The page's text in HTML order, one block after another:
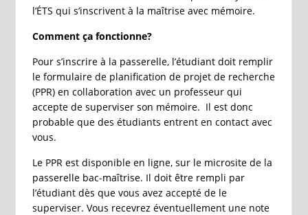
l’ÉTS qui s’inscrivent à la maîtrise avec mémoire.
Comment ça fonctionne?
Pour s’inscrire à la passerelle, l’étudiant doit remplir
le formulaire de planification de projet de recherche
(PPR) en collaboration avec un professeur qui
accepte de superviser son mémoire. Il est donc
probable que des étudiants entrent en contact avec
vous.
Le PPR est disponible en ligne, sur le microsite de la
passerelle bac-maîtrise. Il doit être rempli par
l’étudiant dès que vous avez accepté de le
superviser. Vous recevrez éventuellement une note